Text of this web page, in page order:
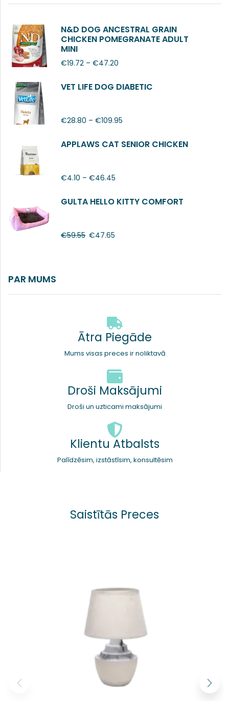
N&D DOG ANCESTRAL GRAIN
CHICKEN POMEGRANATE ADULT
MINI
€19.72 – €47.20
VET LIFE DOG DIABETIC
€28.80 – €109.95
APPLAWS CAT SENIOR CHICKEN
€4.10 – €46.45
GULTA HELLO KITTY COMFORT
€59.55 €47.65
PAR MUMS
Ātra Piegāde
Mums visas preces ir noliktavā
Droši Maksājumi
Droši un uzticami maksājumi
Klientu Atbalsts
Palīdzēsim, izstāstīsim, konsultēsim
Saistītās Preces